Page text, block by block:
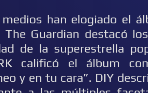
medios han elogiado el
The Guardian destacó
de la superestrella
calificó el álbum
y en tu cara”. DIY